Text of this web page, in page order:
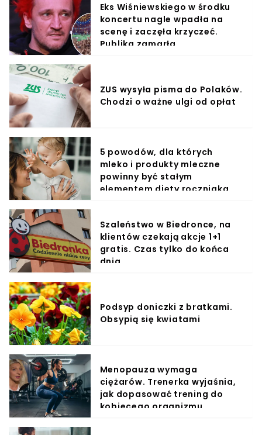
Eks Wiśniewskiego w środku
koncertu nagle wpadła na
scenę i zaczęła krzyczeć.
Publika zamarła
ZUS wysyła pisma do Polaków.
Chodzi o ważne ulgi od opłat
5 powodów, dla których
mleko i produkty mleczne
powinny być stałym
elementem diety roczniaka
Szaleństwo w Biedronce, na
klientów czekają akcje 1+1
gratis. Czas tylko do końca
dnia
Podsyp doniczki z bratkami.
Obsypią się kwiatami
Menopauza wymaga
ciężarów. Trenerka wyjaśnia,
jak dopasować trening do
kobiecego organizmu